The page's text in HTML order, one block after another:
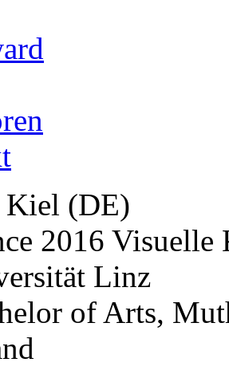
(DE)
2016
Linz
of Arts,